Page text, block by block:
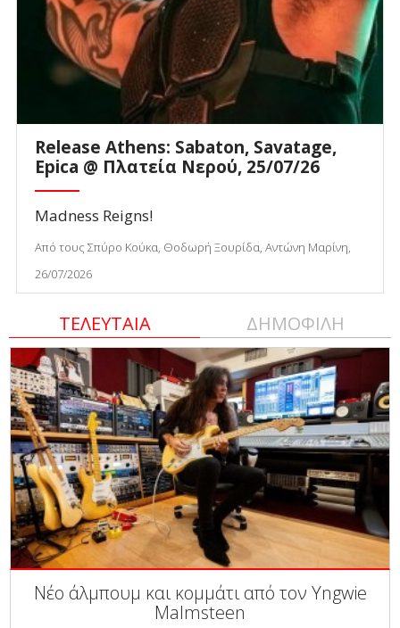
Release Athens: Sabaton, Savatage,
Epica @ Πλατεία Νερού, 25/07/26
Madness Reigns!
Από τους Σπύρο Κούκα, Θοδωρή Ξουρίδα, Αντώνη Μαρίνη,
26/07/2026
ΤΕΛΕΥΤΑΙΑ ΔΗΜΟΦΙΛΗ
Νέο άλμπουμ και κομμάτι από τον Yngwie
Malmsteen